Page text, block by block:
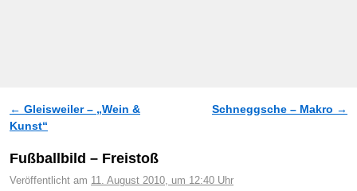
Artikelnavigation
← Gleisweiler – „Wein &
Kunst“
Schneggsche – Makro →
Fußballbild – Freistoß
Veröffentlicht am 11. August 2010, um 12:40 Uhr